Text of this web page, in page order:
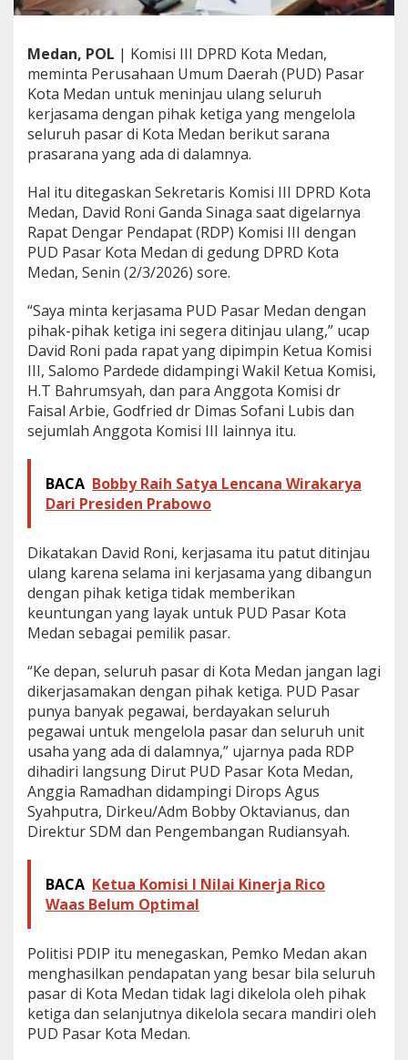
s
K
o
t
a
M
e
d
n
T
i
n
a
U
l
a
n
g
S
e
l
u
h
P
a
k
K
e
t
i
a
Medan, POL | Komisi III DPRD Kota Medan,
meminta Perusahaan Umum Daerah (PUD) Pasar
Kota Medan untuk meninjau ulang seluruh
kerjasama dengan pihak ketiga yang mengelola
seluruh pasar di Kota Medan berikut sarana
prasarana yang ada di dalamnya.
Hal itu ditegaskan Sekretaris Komisi III DPRD Kota
Medan, David Roni Ganda Sinaga saat digelarnya
Rapat Dengar Pendapat (RDP) Komisi III dengan
PUD Pasar Kota Medan di gedung DPRD Kota
Medan, Senin (2/3/2026) sore.
“Saya minta kerjasama PUD Pasar Medan dengan
pihak-pihak ketiga ini segera ditinjau ulang,” ucap
David Roni pada rapat yang dipimpin Ketua Komisi
III, Salomo Pardede didampingi Wakil Ketua Komisi,
H.T Bahrumsyah, dan para Anggota Komisi dr
Faisal Arbie, Godfried dr Dimas Sofani Lubis dan
sejumlah Anggota Komisi III lainnya itu.
BACA Bobby Raih Satya Lencana Wirakarya
Dari Presiden Prabowo
Dikatakan David Roni, kerjasama itu patut ditinjau
ulang karena selama ini kerjasama yang dibangun
dengan pihak ketiga tidak memberikan
keuntungan yang layak untuk PUD Pasar Kota
Medan sebagai pemilik pasar.
“Ke depan, seluruh pasar di Kota Medan jangan lagi
dikerjasamakan dengan pihak ketiga. PUD Pasar
punya banyak pegawai, berdayakan seluruh
pegawai untuk mengelola pasar dan seluruh unit
usaha yang ada di dalamnya,” ujarnya pada RDP
dihadiri langsung Dirut PUD Pasar Kota Medan,
Anggia Ramadhan didampingi Dirops Agus
Syahputra, Dirkeu/Adm Bobby Oktavianus, dan
Direktur SDM dan Pengembangan Rudiansyah.
BACA Ketua Komisi I Nilai Kinerja Rico
Waas Belum Optimal
Politisi PDIP itu menegaskan, Pemko Medan akan
menghasilkan pendapatan yang besar bila seluruh
pasar di Kota Medan tidak lagi dikelola oleh pihak
ketiga dan selanjutnya dikelola secara mandiri oleh
PUD Pasar Kota Medan.